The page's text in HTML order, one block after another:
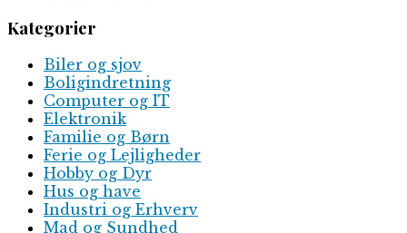
Kategorier
Biler og sjov
Boligindretning
Computer og IT
Elektronik
Familie og Børn
Ferie og Lejligheder
Hobby og Dyr
Hus og have
Industri og Erhverv
Mad og Sundhed